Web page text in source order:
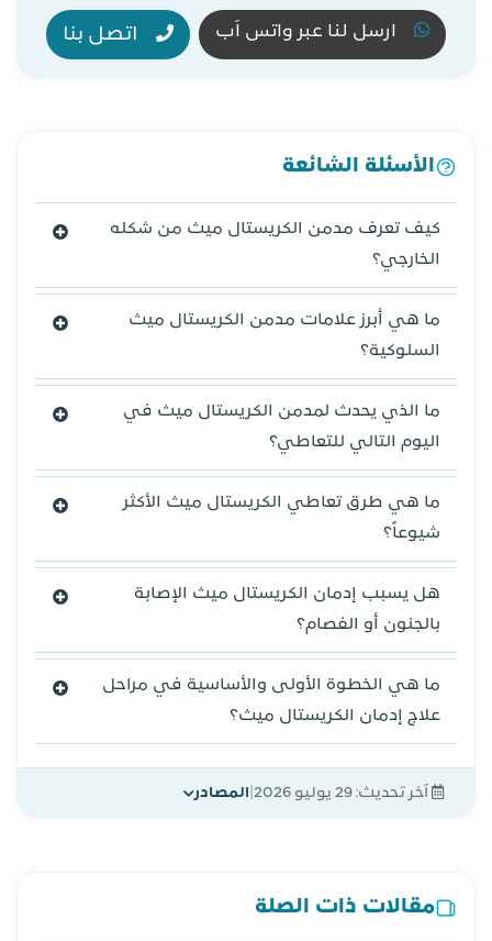
ارسل لنا عبر واتس اَب اتصل بنا
الأسئلة الشائعة
كيف تعرف مدمن الكريستال ميث من شكله
الخارجي؟
ما هي أبرز علامات مدمن الكريستال ميث
السلوكية؟
ما الذي يحدث لمدمن الكريستال ميث في
اليوم التالي للتعاطي؟
ما هي طرق تعاطي الكريستال ميث الأكثر
شيوعاً؟
هل يسبب إدمان الكريستال ميث الإصابة
بالجنون أو الفصام؟
ما هي الخطوة الأولى والأساسية في مراحل
علاج إدمان الكريستال ميث؟
آخر تحديث: 29 يوليو 2026 المصادر
مقالات ذات الصلة